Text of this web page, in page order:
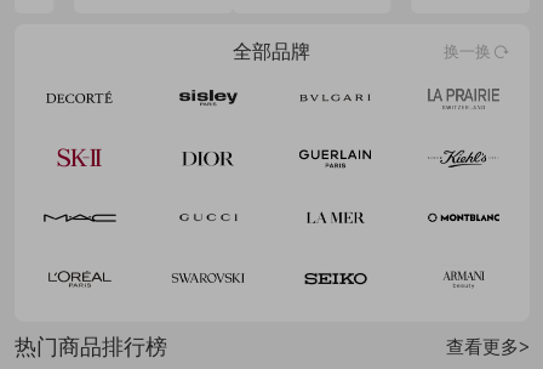
全部品牌 换一换
热门商品排行榜 查看更多>